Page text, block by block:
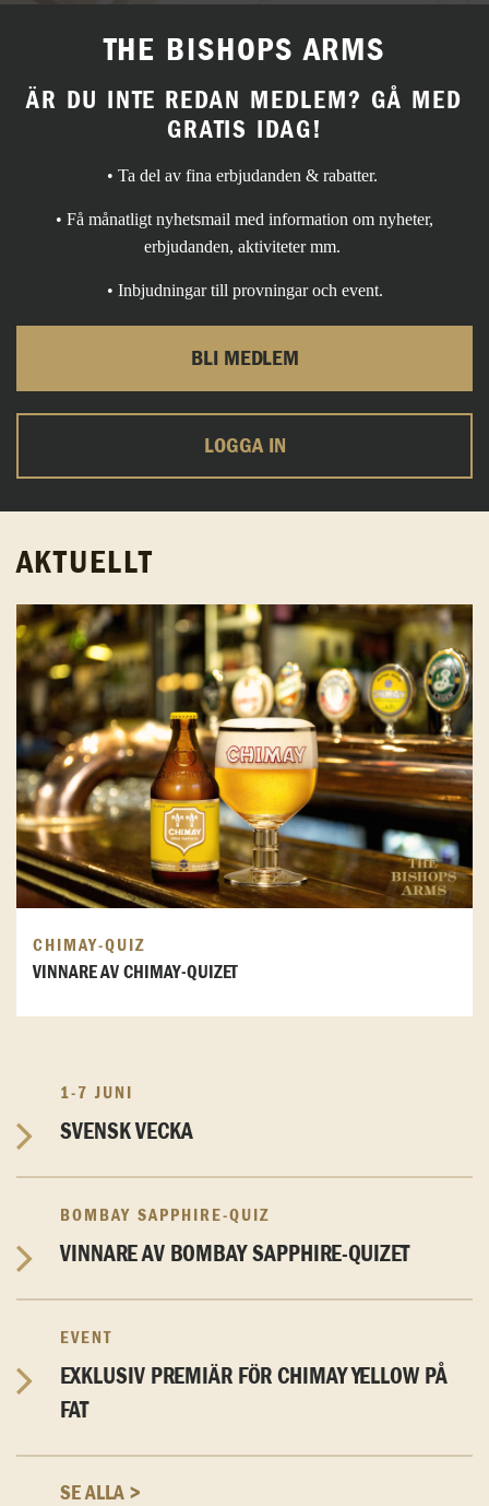
THE BISHOPS ARMS
ÄR DU INTE REDAN MEDLEM? GÅ MED
GRATIS IDAG!
• Ta del av fina erbjudanden & rabatter.
• Få månatligt nyhetsmail med information om nyheter,
erbjudanden, aktiviteter mm.
• Inbjudningar till provningar och event.
BLI MEDLEM
LOGGA IN
AKTUELLT
CHIMAY-QUIZ
VINNARE AV CHIMAY-QUIZET
1-7 JUNI
SVENSK VECKA
BOMBAY SAPPHIRE-QUIZ
VINNARE AV BOMBAY SAPPHIRE-QUIZET
EVENT
EXKLUSIV PREMIÄR FÖR CHIMAY YELLOW PÅ
FAT
SE ALLA >